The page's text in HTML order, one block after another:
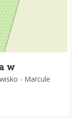
w
- Marcule